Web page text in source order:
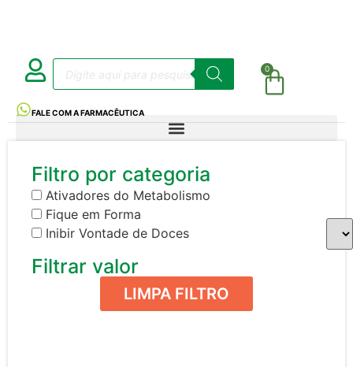
0
FALE COM A FARMACÊUTICA
Filtro por categoria
Ativadores do Metabolismo
Fique em Forma
Inibir Vontade de Doces
Filtrar valor
LIMPA FILTRO